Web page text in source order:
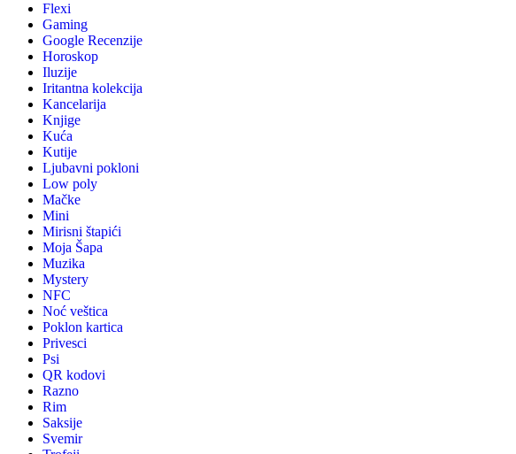
Flexi
Gaming
Google Recenzije
Horoskop
Iluzije
Iritantna kolekcija
Kancelarija
Knjige
Kuća
Kutije
Ljubavni pokloni
Low poly
Mačke
Mini
Mirisni štapići
Moja Šapa
Muzika
Mystery
NFC
Noć veštica
Poklon kartica
Privesci
Psi
QR kodovi
Razno
Rim
Saksije
Svemir